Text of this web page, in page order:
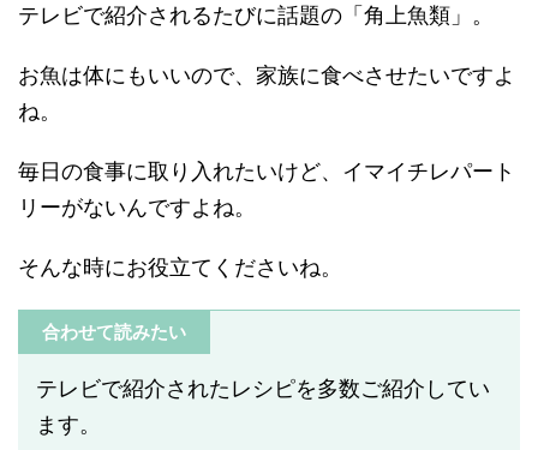
テレビで紹介されるたびに話題の「角上魚類」。
お魚は体にもいいので、家族に食べさせたいですよ
ね。
毎日の食事に取り入れたいけど、イマイチレパート
リーがないんですよね。
そんな時にお役立てくださいね。
合わせて読みたい
テレビで紹介されたレシピを多数ご紹介してい
ます。